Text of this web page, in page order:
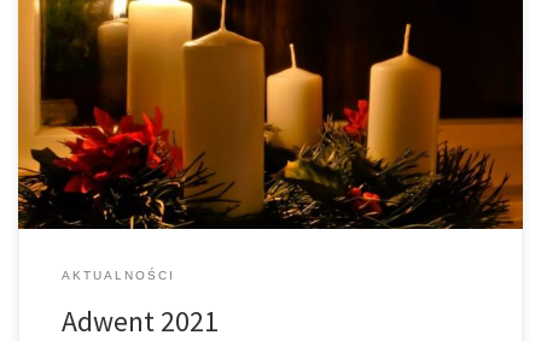
Dziś 1 Niedziela Adwentu, którą rozpoczynamy czas duchowego
przygotowania do Świąt Bożego Narodzenia oraz ostatecznego
spotkania z Chrystusem na końcu czasów. Roraty, czyli Msze św.
wotywne o Matce Bożej, będą w dni powszednie od
poniedziałku do soboty o godz. 18.00. Dwadzieścia minut
wcześniej, śpiewamy godzinki do Matki Bożej. Bardzo gorąco […]
AKTUALNOŚCI
Adwent 2021